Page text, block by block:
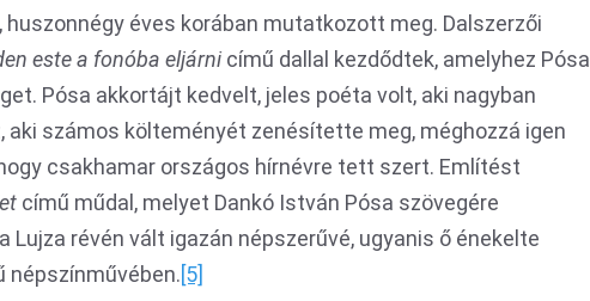
éves korában mutatkozott meg. Dalszerzői
este a fonóba eljárnicímű dallal kezdődtek, amelyhez Pósa
Pósa akkortájt kedvelt, jeles poéta volt, aki nagyban
aki számos költeményét zenésítette meg, méghozzá igen
csakhamar országos hírnévre tett szert. Említést
című műdal, melyet Dankó István Pósa szövegére
Lujza révén vált igazán népszerűvé, ugyanis ő énekelte
népszínművében.[5]